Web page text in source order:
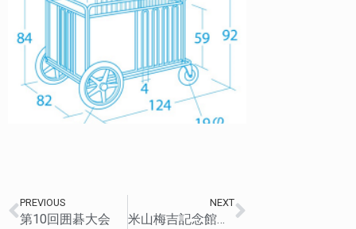
PREVIOUS
第10回囲碁大会
NEXT
米山梅吉記念館訪問